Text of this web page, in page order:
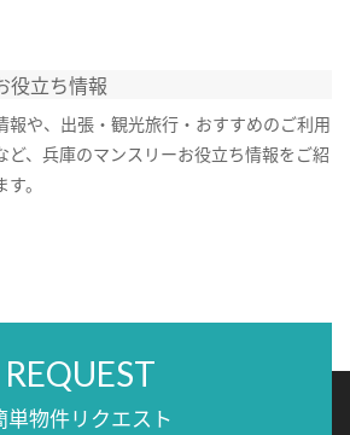
役立ち情報
報や、出張・観光旅行・おすすめのご利用
ど、兵庫のマンスリーお役立ち情報をご紹
。
REQUEST
単物件リクエスト